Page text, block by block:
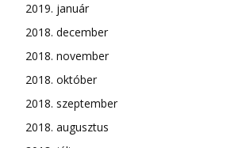
2019. január
2018. december
2018. november
2018. október
2018. szeptember
2018. augusztus